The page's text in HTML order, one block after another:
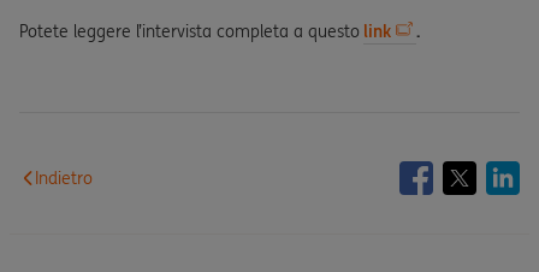
Potete leggere l’intervista completa a questo link .
Indietro